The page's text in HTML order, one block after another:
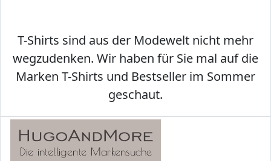
T-Shirts sind aus der Modewelt nicht mehr
wegzudenken. Wir haben für Sie mal auf die
Marken T-Shirts und Bestseller im Sommer
geschaut.